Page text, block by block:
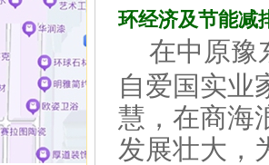
环经济及节能减
在中原豫
自爱国实业
慧，在商海
发展壮大，